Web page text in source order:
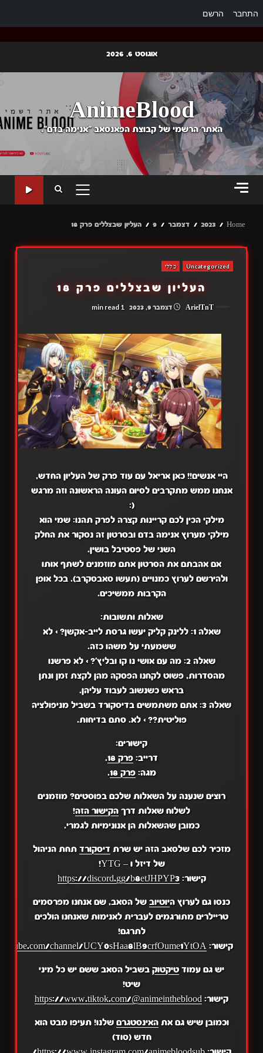
התחבר הרשם
content
אוגוסט 6, 2026
AnimeBlood
האתר הרשמי של קבוצת הפאנסאב "אנימה בדם".
PRIMARY
Home
2023 דצמבר 9 העליון שבצללים פרק 18
Uncategorized כללי
העליון שבצללים פרק 18
ArielTnT דצמבר 9, 2023 1 min read
היי אנשים!! כאן אריאל עם עוד פרק של העליון החדש,
אנחנו ממש מתקרבים לסיום העונה הראשונה וזה מרגש
(:
מילקי הכין לכם קריינות קצרה לפרק תהנו: שמי הוא
מילקי מערוץ אנימה בדם ובסרטון זה נסקור את החלק
השני של פסטיבל בושין.
אם אהבתם את הסרטון אתם מוזמנים לשתף אותו
ולהירשם לערוץ כמנויים (תעשו סאבסקרב). בכל אופן
הקרבות ממשיכים.
שאלות ותשובות:
שאלה 1: ללינק קליק יעשו גרסת לייב-אקשן? > לא
ששמעתי על משהו כזה.
שאלה 2: מה עם אושי נו קו ובליץ'? > לא פרשנו
מהסדרות, פשוט לקחנו הפסקה מהן לקצת זמן ונתן
בראש כשנשוב לעבוד עליהן.
שאלה 3: אתם משתמשים בדיסקורד בשביל מניפולציה
פוליטית?? > לא. סתם בדיחות.
קישורים:
דרייב: פרק 18
.
מגה:פרק 18 .
רוצים שנענה על השאלות שלכם בפוסטים? מוזמנים
לשלוח שאלות דרך הקישור הזה!
כמובן שהשאלות הן אנונימיות לגמרי.
מזכיר לכם שלסאב הזה יש שרת דיסקורד תחת הניהול
של דיזל ו – YTG!
קישור:https://discord.gg/b8etJHPYP3
כנסו גם לערוץ היוטיובשל הסאב, שם אנחנו מפרסמים
טריילרים מתורגמים לעברית לאנימות שאנחנו הולכים
לתרגם!
קישור: channel/UCY0sHaa8lB9crfOume1YtOA
יש גם עמודטיקטוק בשביל הסאב ששם יש כל מיני
שיט!
קישור: https://www.tiktok.com/@animeintheblood
וכמובן שיש גם אתהאינסטגרם שלנו! תעיפו מבט הוא
חדש (סוד)